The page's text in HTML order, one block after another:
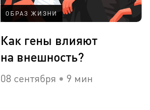
ОБРАЗ ЖИЗНИ
Как гены влияют
на внешность?
08 сентября 9 мин